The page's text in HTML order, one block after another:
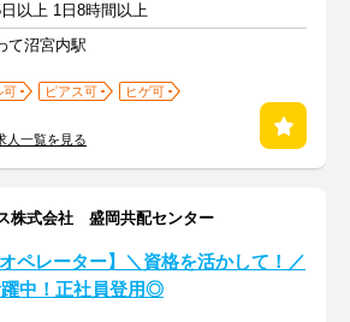
以上 1日8時間以上
て沼宮内駅
可 ピアス可
ヒゲ可
人一覧を見る
株式会社 盛岡共配センター
ペレーター】＼資格を活かして！／
中！正社員登用◎